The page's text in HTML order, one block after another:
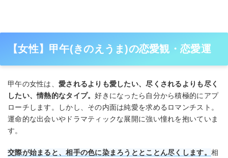
【女性】甲午(きのえうま)の恋愛観・恋愛運
甲午の女性は、 愛されるよりも愛したい、尽くされるよりも尽く
したい、情熱的なタイプ。好きになったら自分から積極的にアプ
ローチします。しかし、その内面は純愛を求めるロマンチスト。
運命的な出会いやドラマティックな展開に強い憧れを抱いていま
す。
交際が始まると、相手の色に染まろうととことん尽くします。 相